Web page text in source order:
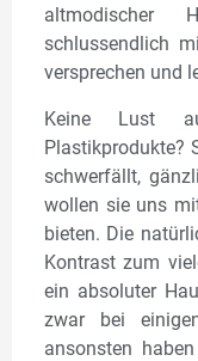
altmodischer
schlussendlich
versprechen und
Keine Lust
Plastikprodukte?
schwerfällt,
wollen sie uns
bieten. Die
Kontrast zum
ein absoluter
zwar bei
ansonsten